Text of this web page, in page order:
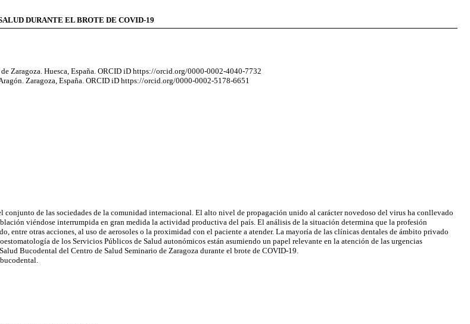
DURANTE EL BROTE DE COVID-19
Zaragoza. Huesca, España. ORCID iD https://orcid.org/0000-0002-4040-7732
Zaragoza, España. ORCID iD https://orcid.org/0000-0002-5178-6651
de las sociedades de la comunidad internacional. El alto nivel de propagación unido al carácter novedoso del virus ha conllevado
viéndose interrumpida en gran medida la actividad productiva del país. El análisis de la situación determina que la profesión
otras acciones, al uso de aerosoles o la proximidad con el paciente a atender. La mayoría de las clínicas dentales de ámbito privado
de los Servicios Públicos de Salud autonómicos están asumiendo un papel relevante en la atención de las urgencias
Bucodental del Centro de Salud Seminario de Zaragoza durante el brote de COVID-19.